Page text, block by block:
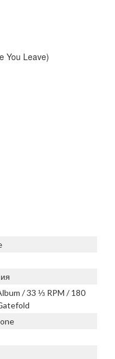
You Leave)
/ 33 ⅓ RPM / 180